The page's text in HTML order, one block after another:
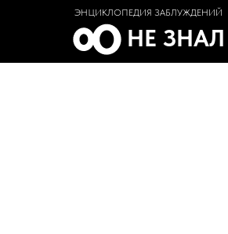
НЕ ЗНАЛ
ЭНЦИКЛОПЕДИЯ ЗАБЛУЖДЕНИЙ